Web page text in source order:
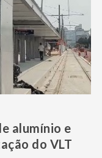
alumínio e
do VLT